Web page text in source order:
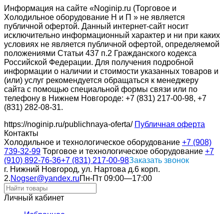
Информация на сайте «Noginip.ru (Торговое и
Холодильное оборудование Н и П » не является
публичной офертой. Данный интернет-сайт носит
исключительно информационный характер и ни при каких
условиях не является публичной офертой, определяемой
положениями Статьи 437 п.2 Гражданского кодекса
Российской Федерации. Для получения подробной
информации о наличии и стоимости указанных товаров и
(или) услуг рекомендуется обращаться к менеджеру
сайта с помощью специальной формы связи или по
телефону в Нижнем Новгороде: +7 (831) 217-00-98, +7
(831) 282-08-31.
https://noginip.ru/publichnaya-oferta/ Публичная оферта
Контакты
Холодильное и технологическое оборудование +7 (908)
739-32-99 Торговое и технологическое оборудование +7
(910) 892-76-36+7 (831) 217-00-98Заказать звонок
г. Нижний Новгород, ул. Нартова д.6 корп.
2.Nogser@yandex.ruПн-Пт 09:00—17:00
Личный кабинет